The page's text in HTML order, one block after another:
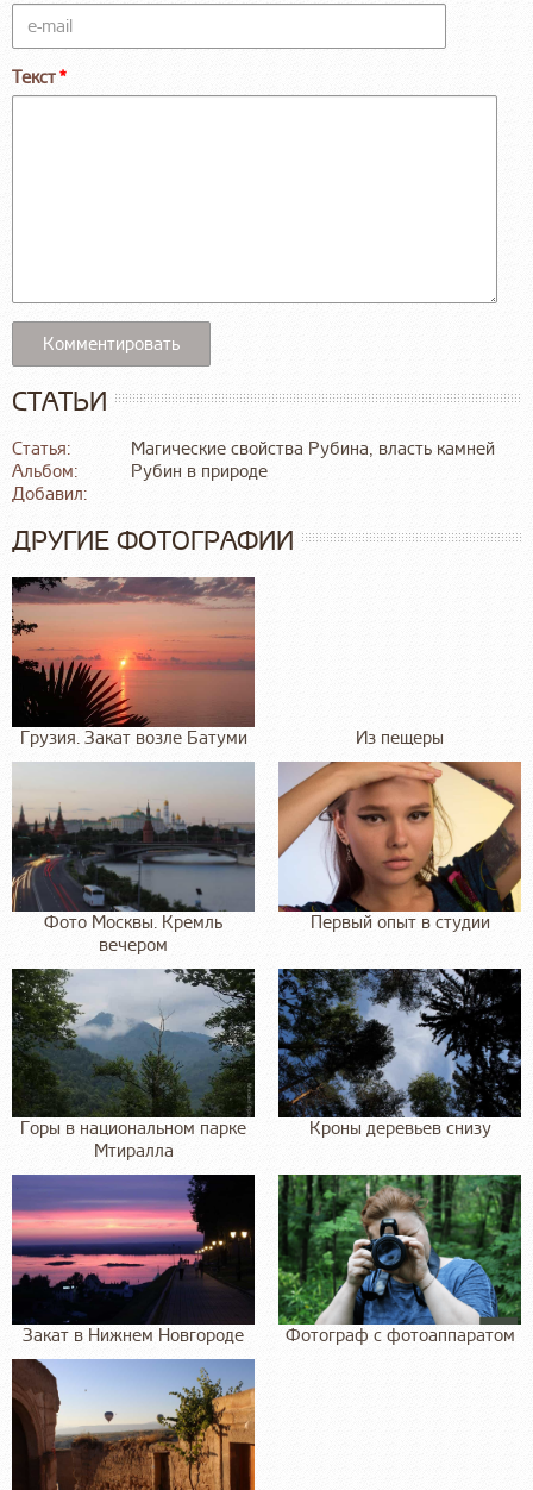
Текст
СТАТЬИ
Статья:
Магические свойства Рубина, власть камней
Альбом:
Рубин в природе
Добавил:
ДРУГИЕ ФОТОГРАФИИ
Грузия. Закат возле Батуми Из пещеры
Фото Москвы. Кремль
вечером
Первый опыт в студии
Горы в национальном парке
Мтиралла
Кроны деревьев снизу
Закат в Нижнем Новгороде Фотограф с фотоаппаратом